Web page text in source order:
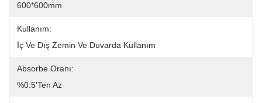
600*600mm
Kullanım:
İç Ve Dış Zemin Ve Duvarda Kullanım
Absorbe Oranı:
%0.5'ten Az